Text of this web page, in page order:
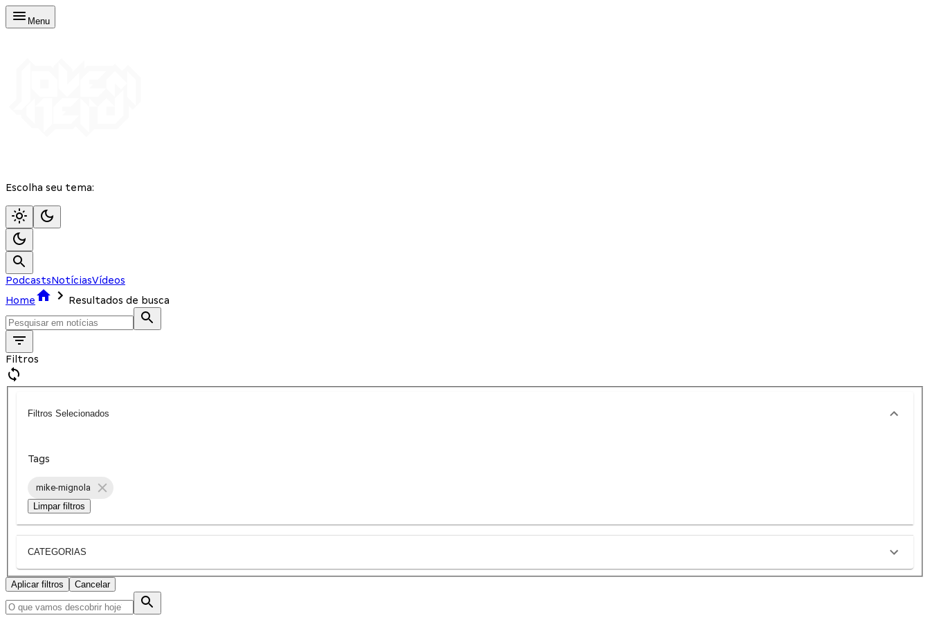
Menu
Escolha seu tema:
PodcastsNotíciasVídeos
Home
Resultados de busca
Filtros
Filtros Selecionados
Tags
mike-mignola
Limpar filtros
CATEGORIAS
Aplicar filtros Cancelar